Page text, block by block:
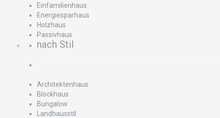
Einfamilienhaus
Energiesparhaus
Holzhaus
Passivhaus
nach Stil
Architektenhaus
Blockhaus
Bungalow
Landhausstil